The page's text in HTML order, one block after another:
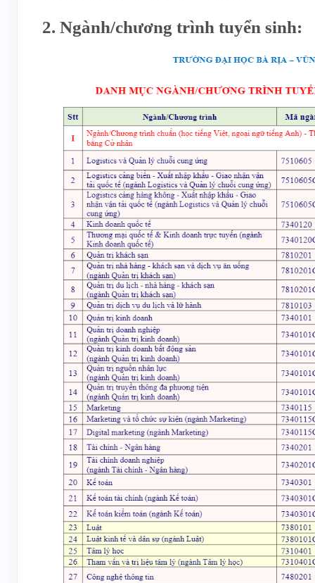
2. Ngành/chương trình tuyển sinh: